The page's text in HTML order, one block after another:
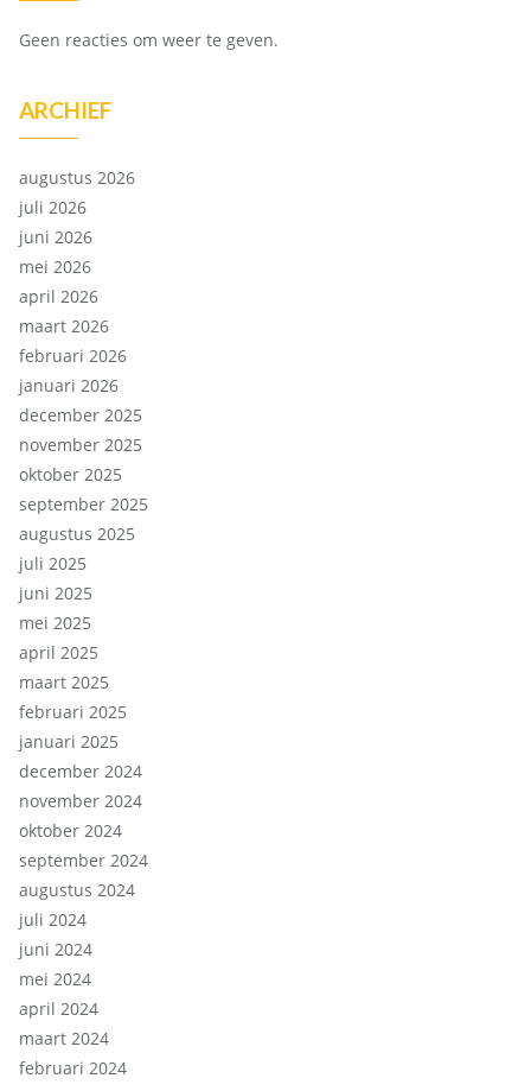
Geen reacties om weer te geven.
ARCHIEF
augustus 2026
juli 2026
juni 2026
mei 2026
april 2026
maart 2026
februari 2026
januari 2026
december 2025
november 2025
oktober 2025
september 2025
augustus 2025
juli 2025
juni 2025
mei 2025
april 2025
maart 2025
februari 2025
januari 2025
december 2024
november 2024
oktober 2024
september 2024
augustus 2024
juli 2024
juni 2024
mei 2024
april 2024
maart 2024
februari 2024